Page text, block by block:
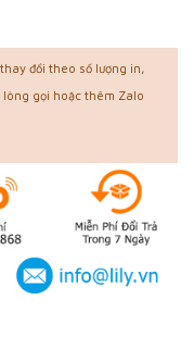
đổi theo số lượng in,
gọi hoặc thêm Zalo